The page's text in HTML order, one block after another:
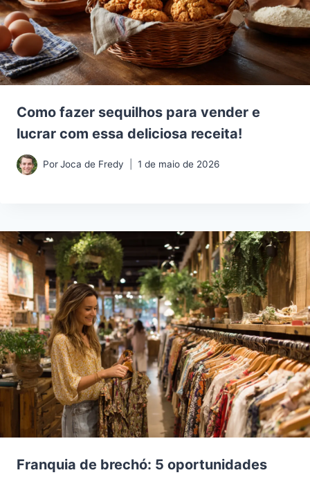
Como fazer sequilhos para vender e
lucrar com essa deliciosa receita!
PorJoca de Fredy 1 de maio de 2026
Franquia de brechó: 5 oportunidades